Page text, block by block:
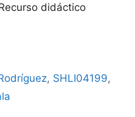
didáctico
, SHLI04199,